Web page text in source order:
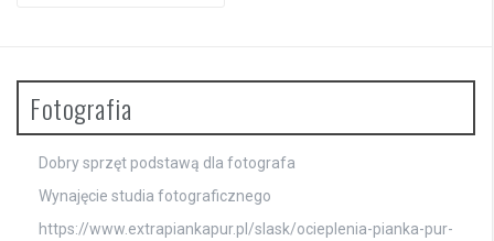
Fotografia
Dobry sprzęt podstawą dla fotografa
Wynajęcie studia fotograficznego
https://www.extrapiankapur.pl/slask/ocieplenia-pianka-pur-